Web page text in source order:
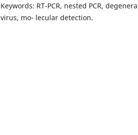
Keywords: RT-PCR, nested PCR,
virus, mo- lecular detection.